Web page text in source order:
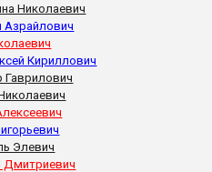
Николаевич
Азрайлович
Кириллович
Гаврилович
Элевич
Дмитриевич